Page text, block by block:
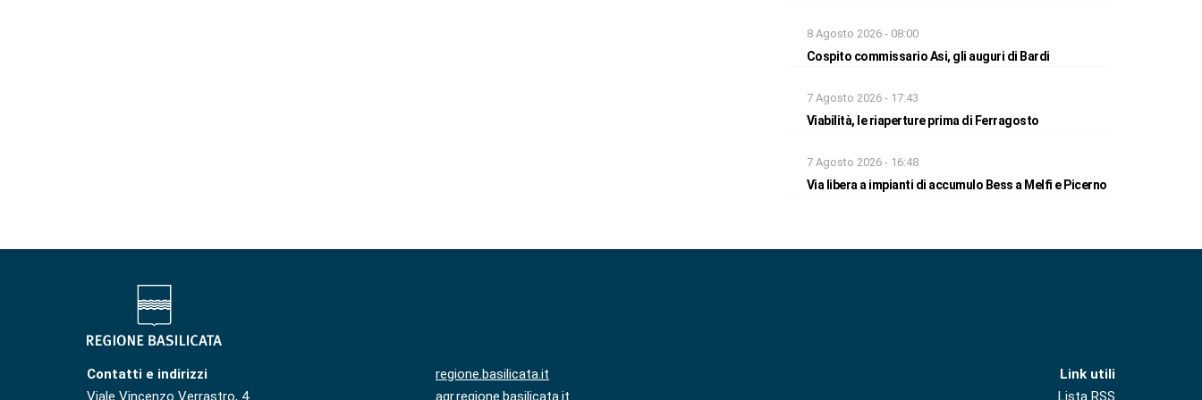
8 Agosto 2026 - 08:00
Cospito commissario Asi, gli auguri di Bardi
7 Agosto 2026 - 17:43
Viabilità, le riaperture prima di Ferragosto
7 Agosto 2026 - 16:48
Via libera a impianti di accumulo Bess a Melfi e Picerno
Contatti e indirizzi
Viale Vincenzo Verrastro, 4
regione.basilicata.it
agr.regione.basilicata.it
Link utili
Lista RSS